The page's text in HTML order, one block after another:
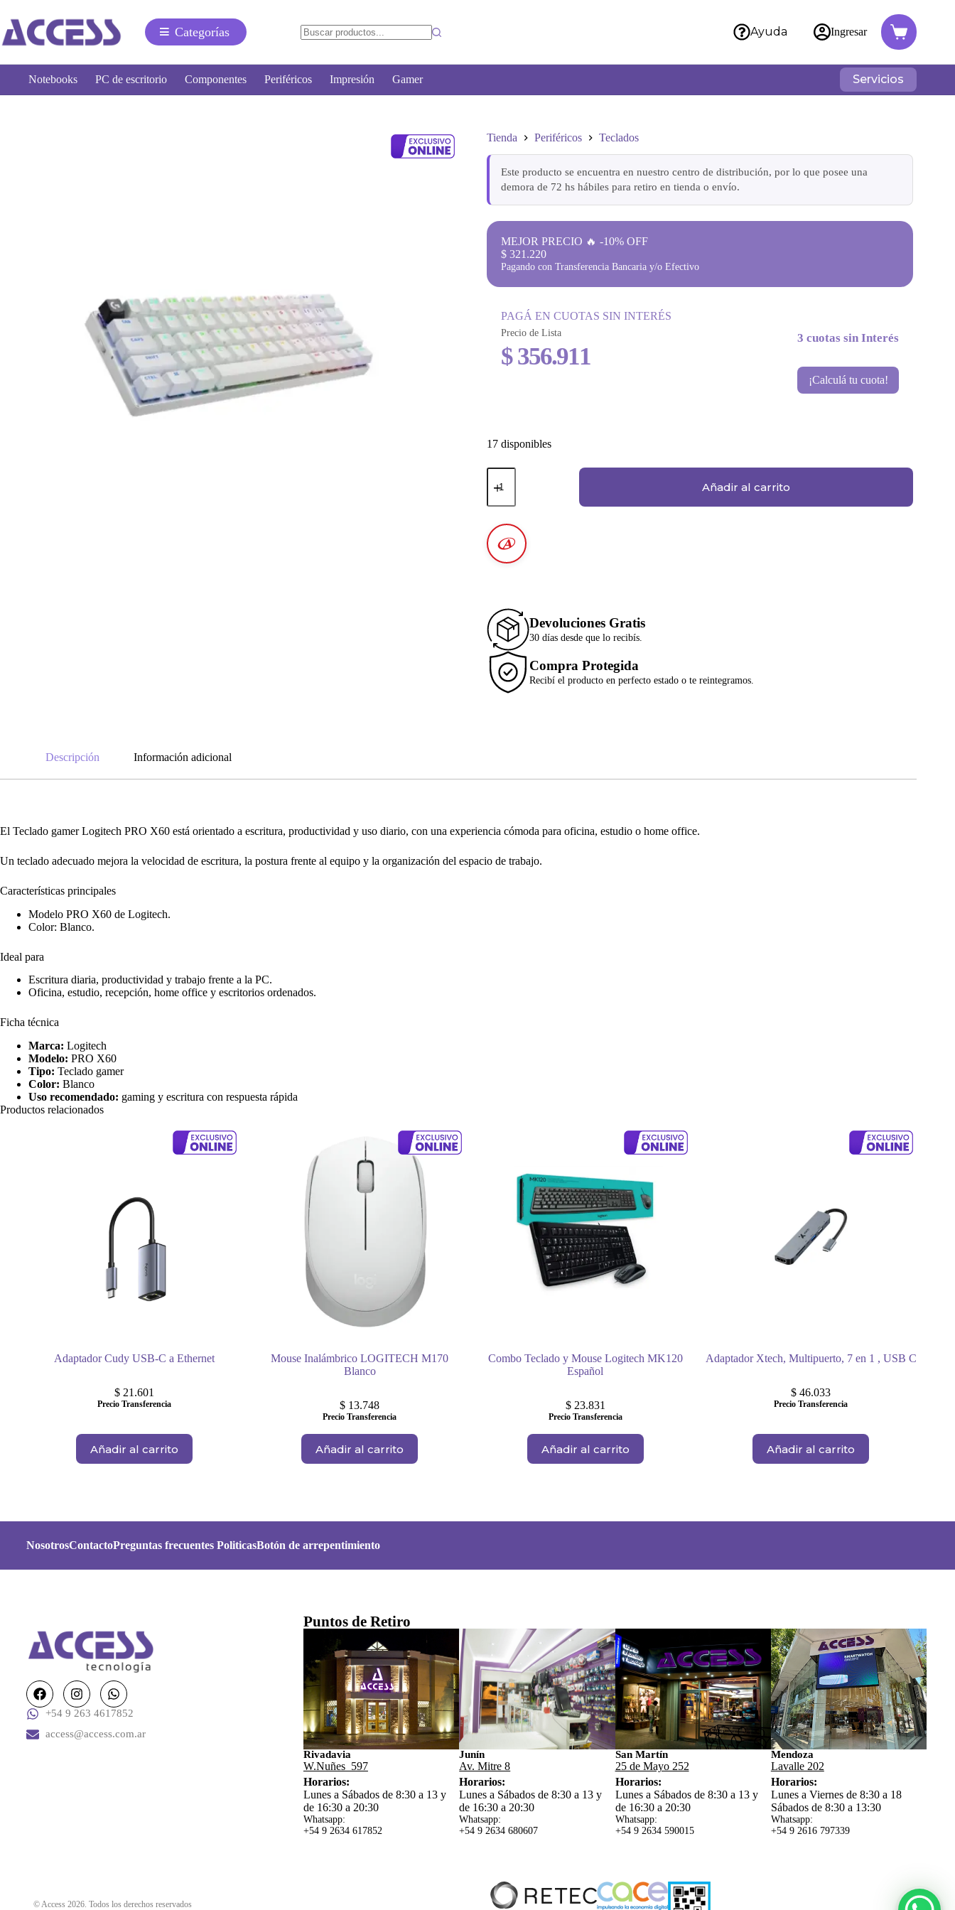
Categorías Ayuda Ingresar
Notebooks PC de escritorio Componentes Periféricos Impresión Gamer Servicios
Tienda Periféricos Teclados
Este producto se encuentra en nuestro centro de distribución, por lo que posee una
demora de 72 hs hábiles para retiro en tienda o envío.
MEJOR PRECIO 🔥 -10% OFF
$ 321.220
Pagando con Transferencia Bancaria y/o Efectivo
PAGÁ EN CUOTAS SIN INTERÉS
Precio de Lista
$356.911
3 cuotas sin Interés
¡Calculá tu cuota!
17 disponibles
Añadir al carrito
Devoluciones Gratis
30 días desde que lo recibís.
Compra Protegida
Recibí el producto en perfecto estado o te reintegramos.
Descripción Información adicional
El Teclado gamer Logitech PRO X60 está orientado a escritura, productividad y uso diario, con una experiencia cómoda para oficina, estudio o home office.
Un teclado adecuado mejora la velocidad de escritura, la postura frente al equipo y la organización del espacio de trabajo.
Características principales
Modelo PRO X60 de Logitech.
Color: Blanco.
Ideal para
Escritura diaria, productividad y trabajo frente a la PC.
Oficina, estudio, recepción, home office y escritorios ordenados.
Ficha técnica
Marca: Logitech
Modelo: PRO X60
Tipo: Teclado gamer
Color: Blanco
Uso recomendado: gaming y escritura con respuesta rápida
Productos relacionados
Adaptador Cudy USB-C a Ethernet
$21.601
Precio Transferencia
Añadir al carrito
Mouse Inalámbrico LOGITECH M170
Blanco
$ 13.748
Precio Transferencia
Añadir al carrito
Combo Teclado y Mouse Logitech MK120
Español
$23.831
Precio Transferencia
Añadir al carrito
Adaptador Xtech, Multipuerto, 7 en 1 , USB C
$ 46.033
Precio Transferencia
Añadir al carrito
NosotrosContactoPreguntas frecuentes PoliticasBotón de arrepentimiento
+54 9 263 4617852
access@access.com.ar
Puntos de Retiro
Rivadavia
W.Nuñes 597
Horarios:
Lunes a Sábados de 8:30 a 13 y
de 16:30 a 20:30
Whatsapp:
+54 9 2634 617852
Junín
Av. Mitre 8
Horarios:
Lunes a Sábados de 8:30 a 13 y
de 16:30 a 20:30
Whatsapp:
+54 9 2634 680607
San Martín
25 de Mayo 252
Horarios:
Lunes a Sábados de 8:30 a 13 y
de 16:30 a 20:30
Whatsapp:
+54 9 2634 590015
Mendoza
Lavalle 202
Horarios:
Lunes a Viernes de 8:30 a 18
Sábados de 8:30 a 13:30
Whatsapp:
+54 9 2616 797339
© Access 2026. Todos los derechos reservados